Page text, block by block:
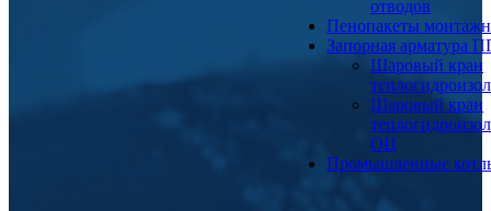
отводов
Пенопакеты
Запорная арматура
Шаровый кран
Шаровый кран
ОЦ
Промышленные